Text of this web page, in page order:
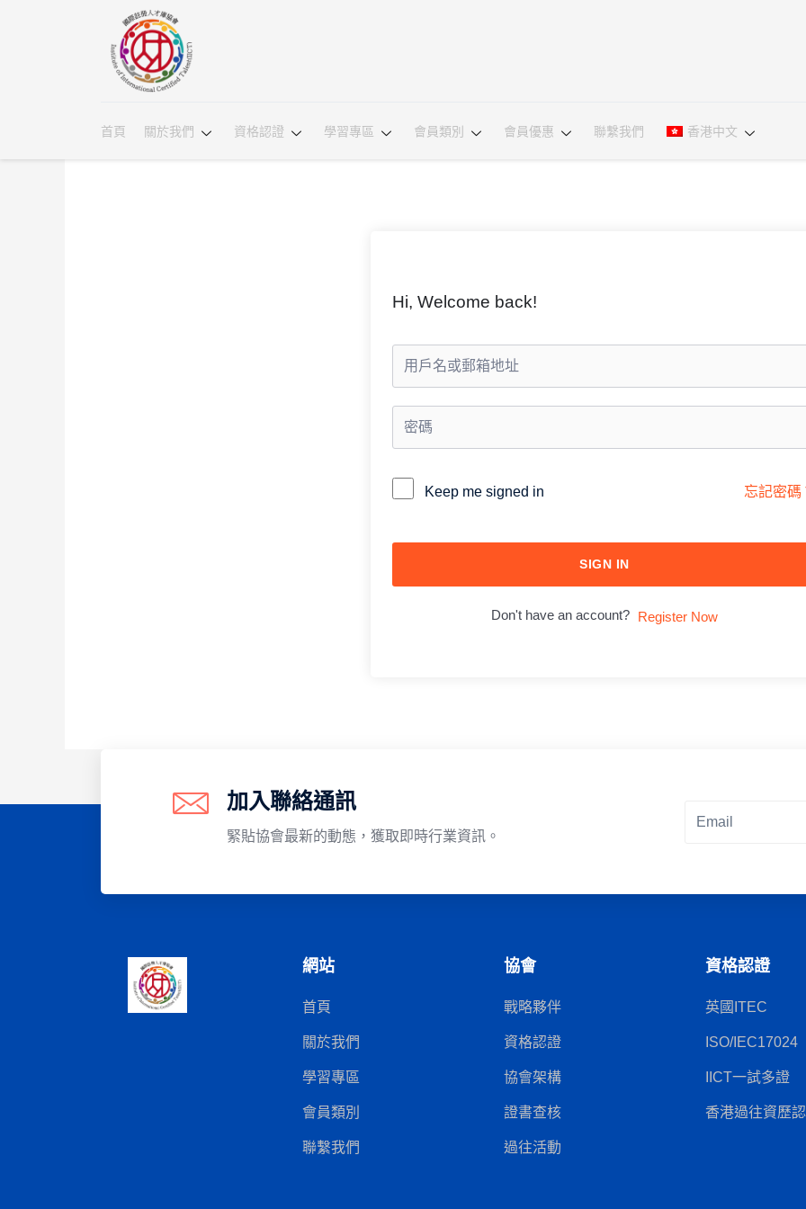
首頁 關於我們 資格認證 學習專區 會員類別 會員優惠 聯繫我們 香港中文
Hi, Welcome back!
Alternative:
Keep me signed in 忘記密碼
SIGN IN
Don't have an account? Register Now
加入聯絡通訊
緊貼協會最新的動態，獲取即時行業資訊。
網站
首頁
關於我們
學習專區
會員類別
聯繫我們
協會
戰略夥伴
資格認證
協會架構
證書查核
過往活動
資格認證
英國ITEC
ISO/IEC17024
IICT一試多證
香港過往資歷